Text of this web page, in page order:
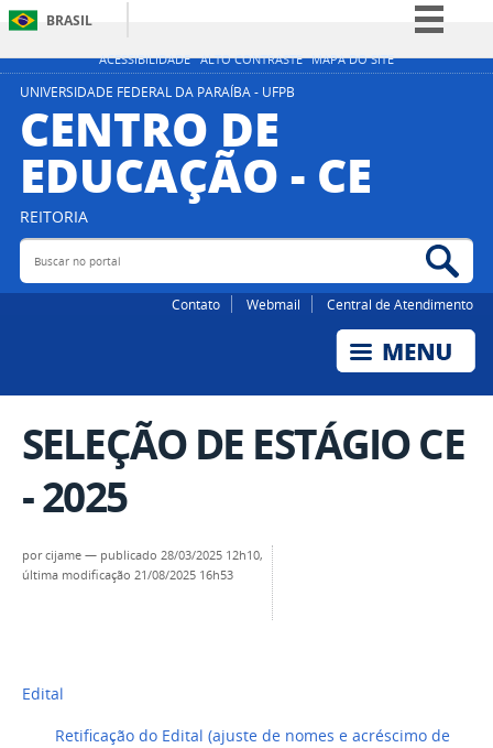
ACESSIBILIDADE ALTO CONTRASTE MAPA DO SITE
BRASIL
Simplifique!
Acesso à informação
Legislação
UNIVERSIDADE FEDERAL DA PARAÍBA - UFPB
CENTRO DE
EDUCAÇÃO - CE
REITORIA
Buscar no portal
Contato Webmail Central de Atendimento
SELEÇÃO DE ESTÁGIO CE
- 2025
porcijame — publicado 28/03/2025 12h10,
última modificação 21/08/2025 16h53
Edital
Retificação do Edital (ajuste de nomes e acréscimo de